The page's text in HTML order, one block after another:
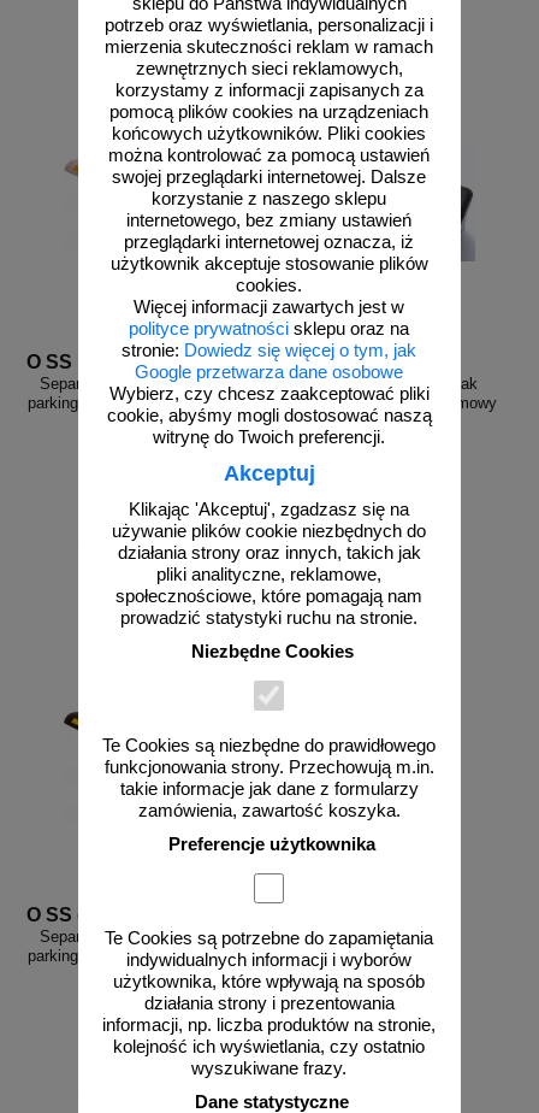
potrzeb oraz wyświetlania, personalizacji i
mierzenia skuteczności reklam w ramach
zewnętrznych sieci reklamowych,
korzystamy z informacji zapisanych za
pomocą plików cookies na urządzeniach
końcowych użytkowników. Pliki cookies
można kontrolować za pomocą ustawień
swojej przeglądarki internetowej. Dalsze
korzystanie z naszego sklepu
internetowego, bez zmiany ustawień
przeglądarki internetowej oznacza, iż
użytkownik akceptuje stosowanie plików
cookies.
Więcej informacji zawartych jest w
polityce prywatności sklepu oraz na
stronie: Dowiedz się więcej o tym, jak
Google przetwarza dane osobowe
Wybierz, czy chcesz zaakceptować pliki
cookie, abyśmy mogli dostosować naszą
witrynę do Twoich preferencji.
Akceptuj
Klikając 'Akceptuj', zgadzasz się na
używanie plików cookie niezbędnych do
działania strony oraz innych, takich jak
pliki analityczne, reklamowe,
społecznościowe, które pomagają nam
prowadzić statystyki ruchu na stronie.
Niezbędne Cookies
Te Cookies są niezbędne do prawidłowego
funkcjonowania strony. Przechowują m.in.
takie informacje jak dane z formularzy
zamówienia, zawartość koszyka.
Preferencje użytkownika
Te Cookies są potrzebne do zapamiętania
indywidualnych informacji i wyborów
użytkownika, które wpływają na sposób
działania strony i prezentowania
informacji, np. liczba produktów na stronie,
kolejność ich wyświetlania, czy ostatnio
wyszukiwane frazy.
Dane statystyczne
151,11 zł netto
do koszyka
86,32 zł netto
do koszyka
O SS biały
Separator, ogranicznik odbojnik
parkingowy 100x13x4,5 cm - PCV,
biały
od 106,17 zł
86,32 zł netto
do koszyka
Odb 03
Odbojnik, odbój, zderzak
parkingowy, rampowy gumowy
20x5x8cm
zobacz
O SS czarny
Separator, ogranicznik odbojnik
parkingowy 100x13x4,5 cm - PCV,
czarny
od 106,17 zł